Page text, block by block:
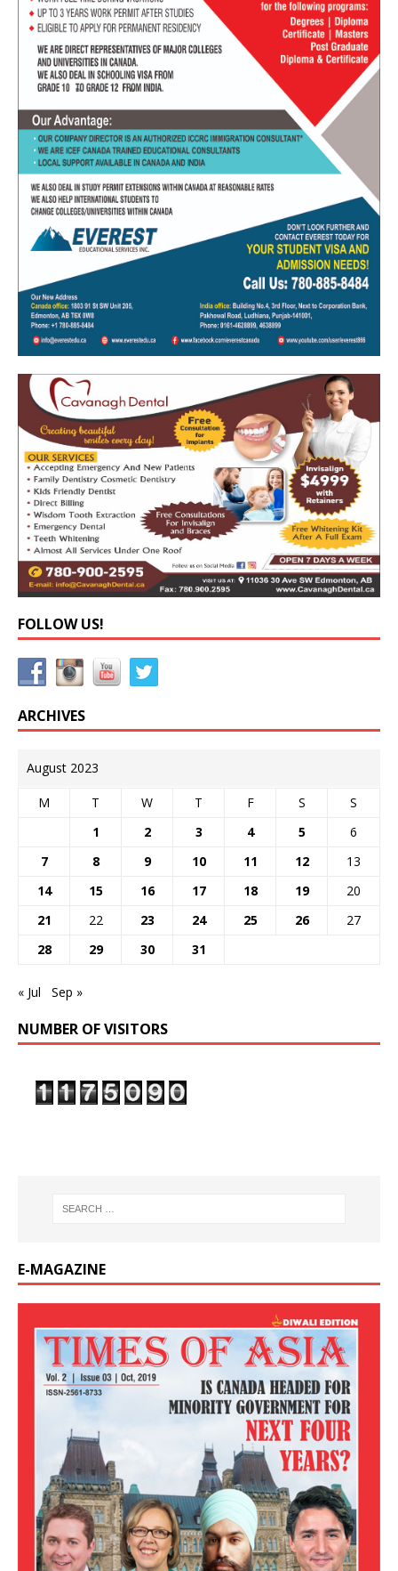
FOLLOW US!
ARCHIVES
August 2023
M T W T F S
S
1
2 3 4 5
6
7
8 9 10 11 12
13
14
15 16 17 18 19
20
21
22 23 24 25 26
27
28
29 30 31
« Jul Sep »
NUMBER OF VISITORS
E-MAGAZINE